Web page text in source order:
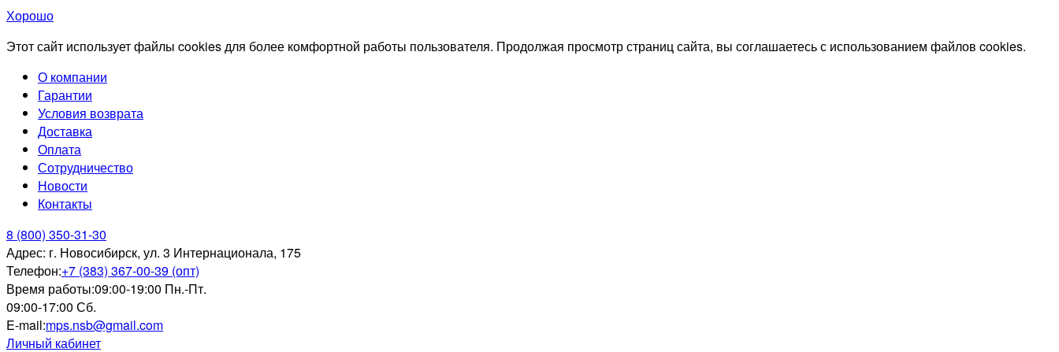
Хорошо
Этот сайт использует файлы cookies для более комфортной работы пользователя. Продолжая просмотр страниц сайта, вы соглашаетесь с использованием файлов cookies.
О компании
Гарантии
Условия возврата
Доставка
Оплата
Сотрудничество
Новости
Контакты
8 (800) 350-31-30
Адрес: г. Новосибирск, ул. 3 Интернационала, 175
Телефон:+7 (383) 367-00-39 (опт)
Время работы:09:00-19:00 Пн.-Пт.
09:00-17:00 Сб.
E-mail:mps.nsb@gmail.com
Личный кабинет